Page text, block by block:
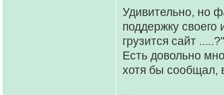
Удивительно, но
поддержку
грузится сайт .....?"
Есть довольно
хотя бы сообщал,